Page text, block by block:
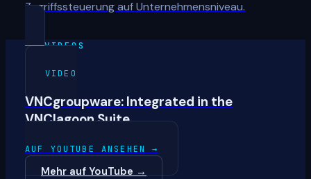
Zugriffssteuerung auf Unternehmensniveau.
VIDEOS
VIDEO
VNCgroupware: Integrated in the
VNClagoon Suite
AUF YOUTUBE ANSEHEN →
Mehr auf YouTube →